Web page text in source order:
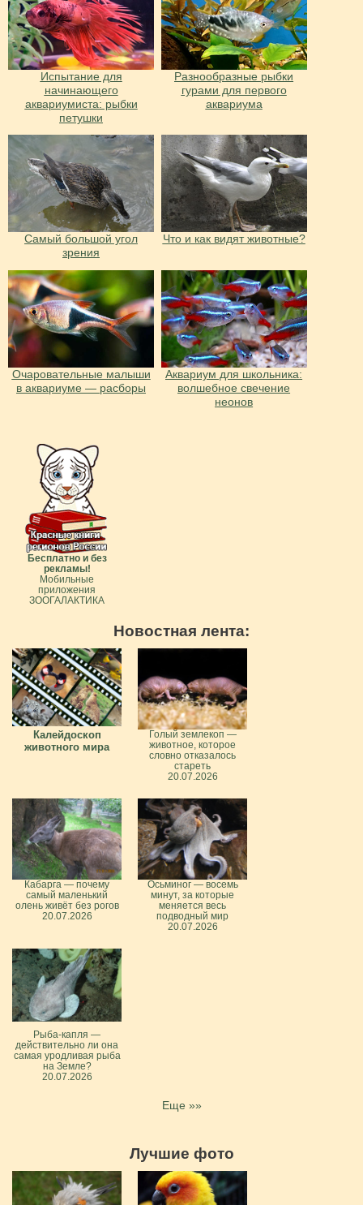
Испытание для
начинающего
аквариумиста: рыбки
петушки
Разнообразные рыбки
гурами для первого
аквариума
Cамый большой угол
зрения
Что и как видят животные?
Очаровательные малыши
в аквариуме — расборы
Аквариум для школьника:
волшебное свечение
неонов
Бесплатно и без
рекламы!
Мобильные
приложения
ЗООГАЛАКТИКА
Новостная лента:
Калейдоскоп
животного мира
Голый землекоп —
животное, которое
словно отказалось
стареть
20.07.2026
Кабарга — почему
самый маленький
олень живёт без рогов
20.07.2026
Осьминог — восемь
минут, за которые
меняется весь
подводный мир
20.07.2026
Рыба-капля —
действительно ли она
самая уродливая рыба
на Земле?
20.07.2026
Еще »»
Лучшие фото